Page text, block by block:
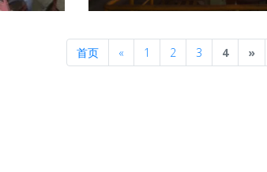
首页 « Previous
1 2 3 4 »